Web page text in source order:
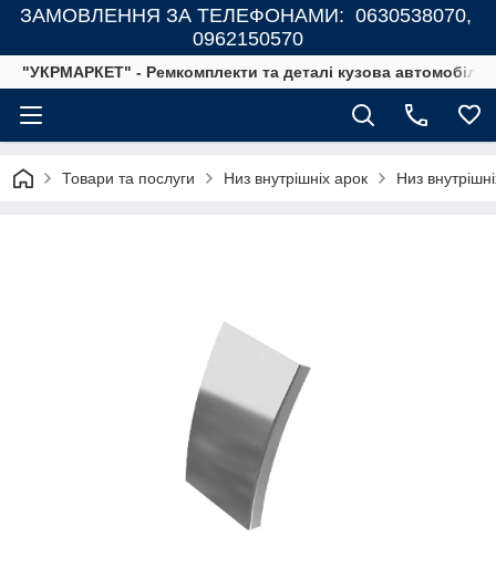
ЗАМОВЛЕННЯ ЗА ТЕЛЕФОНАМИ: 0630538070,
0962150570
"УКРМАРКЕТ" - Ремкомплекти та деталі кузова автомобілів
Товари та послуги Низ внутрішніх арок Низ